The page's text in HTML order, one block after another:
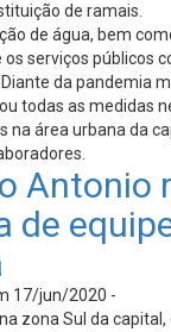
de ramais.
de água, bem
serviços públicos
da pandemia
todas as medidas
na área urbana da
Antonio
de
17/jun/2020 -
zona Sul da